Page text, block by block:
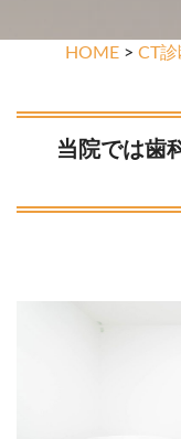
HOME> CT
当院では歯